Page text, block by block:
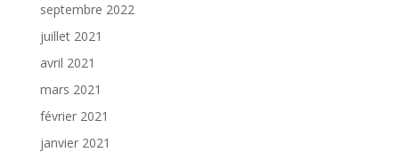
septembre 2022
juillet 2021
avril 2021
mars 2021
février 2021
janvier 2021